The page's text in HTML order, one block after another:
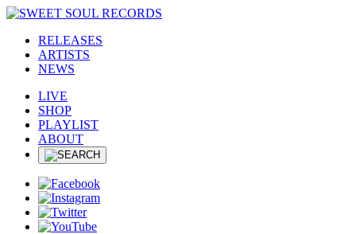
RELEASES
ARTISTS
NEWS
LIVE
SHOP
PLAYLIST
ABOUT